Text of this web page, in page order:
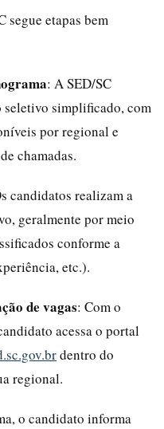
segue etapas bem
: A SED/SC
simplificado, com
por regional e
chamadas.
candidatos realizam a
geralmente por meio
conforme a
etc.).
de vagas: Com o
acessa o portal
dentro do
regional.
o candidato informa